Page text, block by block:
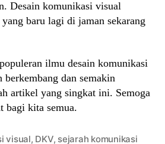
Desain komunikasi visual
baru lagi di jaman sekarang
ilmu desain komunikasi
dan semakin
artikel yang singkat ini. Semoga
bagi kita semua.
visual, DKV, sejarah komunikasi